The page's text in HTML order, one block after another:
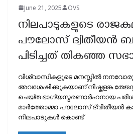
June 21, 2025 OVS
നിലപാടുകളുടെ
പൗലോസ് ദ്വിതീയൻ
പിടിച്ചത് തികഞ്ഞ
വിശ്വാസികളുടെ മനസ്സിൽ
അവശേഷിക്കുകയാണ് നിഷ്കളങ്ക തേജസ്സ്
ചെയ്ത ഭാഗ്യസ്മരണാർഹനായ
മാർത്തോമ്മാ പൗലോസ് ദ്വിതീയൻ
നിലപാടുകൾ കൊണ്ട്